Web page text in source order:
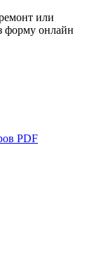
или
форму онлайн
PDF